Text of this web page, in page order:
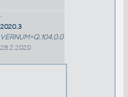
•
2020.3
VERNUM=Q.104.0.0
28.2.2020